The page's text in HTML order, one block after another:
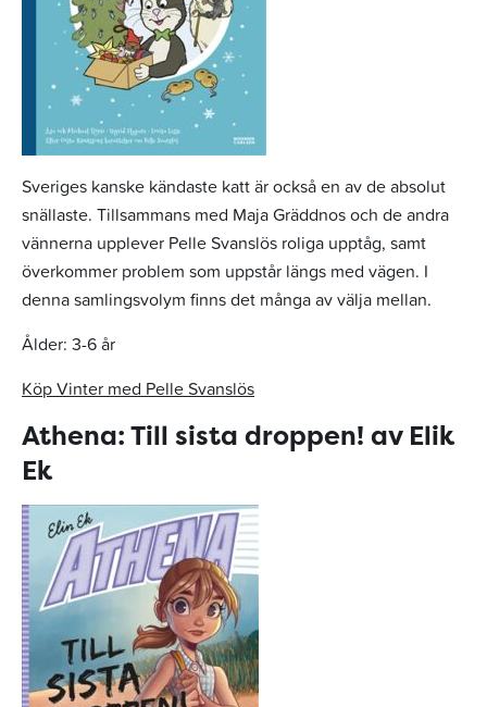
Sveriges kanske kändaste katt är också en av de absolut
snällaste. Tillsammans med Maja Gräddnos och de andra
vännerna upplever Pelle Svanslös roliga upptåg, samt
överkommer problem som uppstår längs med vägen. I
denna samlingsvolym finns det många av välja mellan.
Ålder: 3-6 år
Köp Vinter med Pelle Svanslös
Athena: Till sista droppen! av Elik
Ek